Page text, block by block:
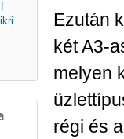
Ezután
két A3-
melyen
régi és